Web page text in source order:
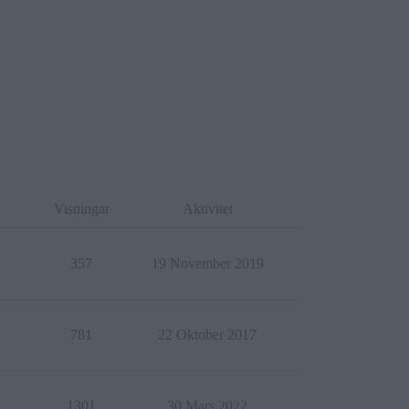
Visningar Aktivitet
357 19 November 2019
781 22 Oktober 2017
1301 30 Mars 2022